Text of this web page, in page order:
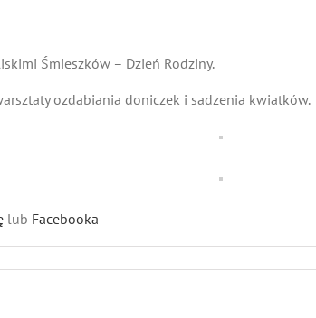
Śmieszków – Dzień Rodziny.
ozdabiania doniczek i sadzenia kwiatków.
lub Facebooka